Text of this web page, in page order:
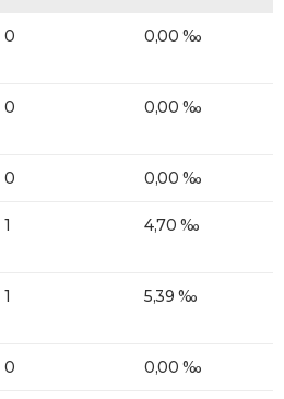
0 0,00 ‰
0 0,00 ‰
0 0,00 ‰
1 4,70 ‰
1 5,39 ‰
0 0,00 ‰